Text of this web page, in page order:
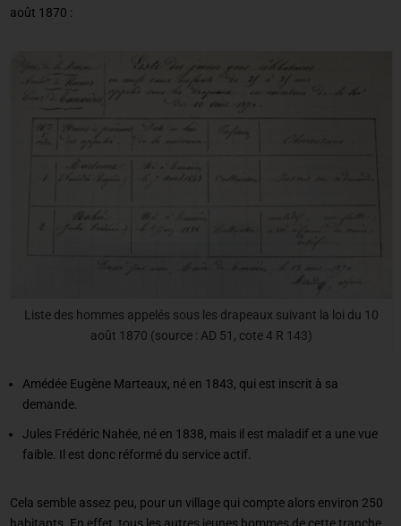
août 1870 :
Liste des hommes appelés sous les drapeaux suivant la loi du 10
août 1870 (source : AD 51, cote 4 R 143)
Amédée Eugène Marteaux, né en 1843, qui est inscrit à sa
demande.
Jules Frédéric Nahée, né en 1838, mais il est maladif et a une vue
faible. Il est donc réformé du service actif.
Cela semble assez peu, pour un village qui compte alors environ 250